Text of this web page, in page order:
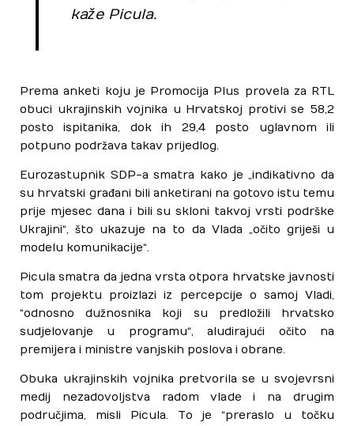
kaže Picula.
Prema anketi koju je Promocija Plus provela za RTL
obuci ukrajinskih vojnika u Hrvatskoj protivi se 58,2
posto ispitanika, dok ih 29,4 posto uglavnom ili
potpuno podržava takav prijedlog.
Eurozastupnik SDP-a smatra kako je „indikativno da
su hrvatski građani bili anketirani na gotovo istu temu
prije mjesec dana i bili su skloni takvoj vrsti podrške
Ukrajini“, što ukazuje na to da Vlada „očito griješi u
modelu komunikacije“.
Picula smatra da jedna vrsta otpora hrvatske javnosti
tom projektu proizlazi iz percepcije o samoj Vladi,
“odnosno dužnosnika koji su predložili hrvatsko
sudjelovanje u programu“, aludirajući očito na
premijera i ministre vanjskih poslova i obrane.
Obuka ukrajinskih vojnika pretvorila se u svojevrsni
medij nezadovoljstva radom vlade i na drugim
područjima, misli Picula. To je “preraslo u točku